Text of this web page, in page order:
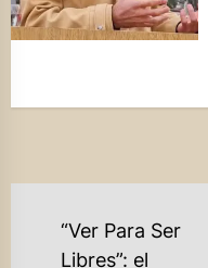
NAVEGACIÓN
“Ver Para Ser
Libres”: el